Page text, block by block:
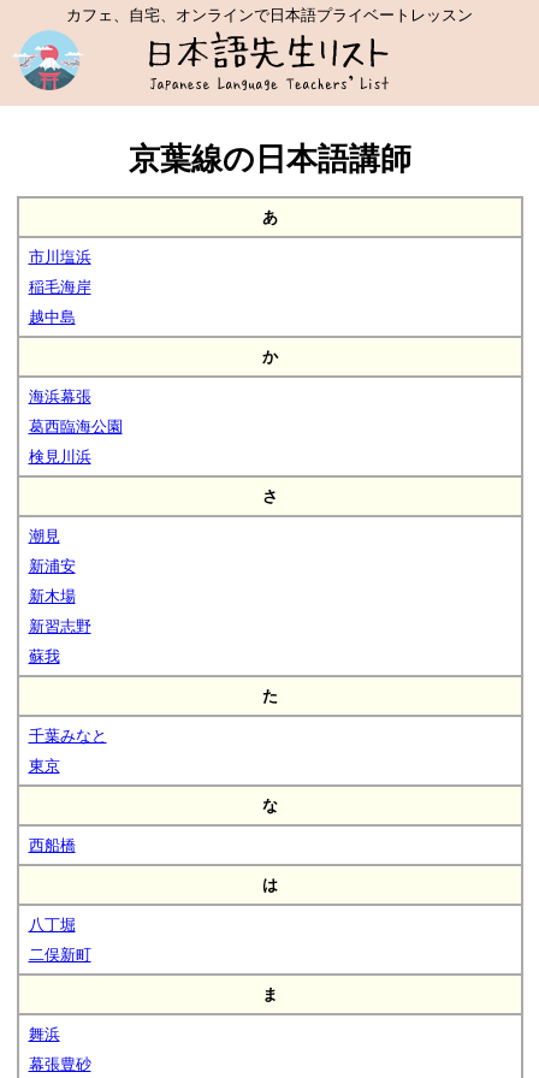
カフェ、自宅、オンラインで日本語プライベートレッスン
京葉線の日本語講師
あ
市川塩浜
稲毛海岸
越中島
か
海浜幕張
葛西臨海公園
検見川浜
さ
潮見
新浦安
新木場
新習志野
蘇我
た
千葉みなと
東京
な
西船橋
は
八丁堀
二俣新町
ま
舞浜
幕張豊砂